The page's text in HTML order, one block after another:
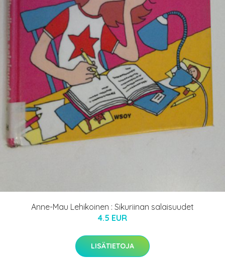
Anne-Mau Lehikoinen : Sikuriinan salaisuudet
4.5 EUR
LISÄTIETOJA